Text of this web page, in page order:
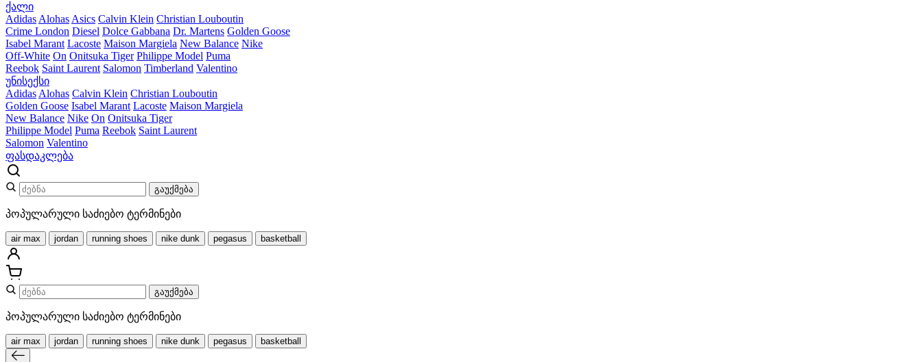
ქალი
Adidas Alohas Asics Calvin Klein Christian Louboutin
Crime London Diesel Dolce Gabbana Dr. Martens Golden Goose
Isabel Marant Lacoste Maison Margiela New Balance Nike
Off-White On Onitsuka Tiger Philippe Model Puma
Reebok Saint Laurent Salomon Timberland Valentino
უნისექსი
Adidas Alohas Calvin Klein Christian Louboutin
Golden Goose Isabel Marant Lacoste Maison Margiela
New Balance Nike On Onitsuka Tiger
Philippe Model Puma Reebok Saint Laurent
Salomon Valentino
ფასდაკლება
გაუქმება
პოპულარული საძიებო ტერმინები
air max jordan running shoes nike dunk pegasus basketball
გაუქმება
პოპულარული საძიებო ტერმინები
air max jordan running shoes nike dunk pegasus basketball